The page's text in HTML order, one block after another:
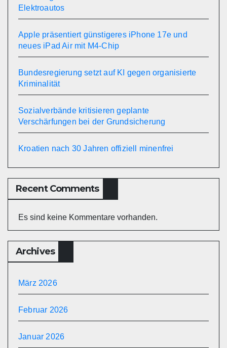
Elektroautos
Apple präsentiert günstigeres iPhone 17e und
neues iPad Air mit M4-Chip
Bundesregierung setzt auf KI gegen organisierte
Kriminalität
Sozialverbände kritisieren geplante
Verschärfungen bei der Grundsicherung
Kroatien nach 30 Jahren offiziell minenfrei
Recent Comments
Es sind keine Kommentare vorhanden.
Archives
März 2026
Februar 2026
Januar 2026